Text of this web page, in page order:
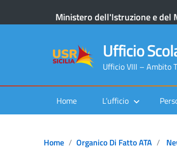
Ministero dell'Istruzione e del
Ufficio
Ufficio VIII – Ambito
Home L’ufficio
Home Organico Di Fatto ATA